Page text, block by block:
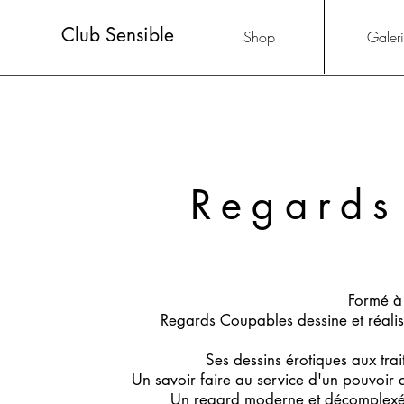
Club Sensible Shop
Formé
Regards Coupables dessine et
Ses dessins érotiques aux
Un savoir faire au service d'un pouvoir
Un regard moderne et